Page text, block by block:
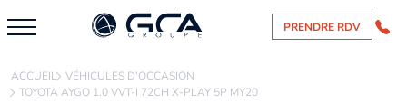
PRENDRE RDV
ACCUEIL VÉHICULES D'OCCASION
TOYOTA AYGO 1.0 VVT-I 72CH X-PLAY 5P MY20